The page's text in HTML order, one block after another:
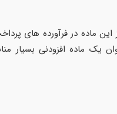
به طور عمده از این ماده در
یک ماده افزودنی بسیار